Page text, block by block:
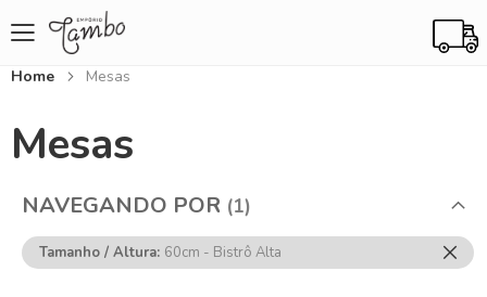
Home Mesas
Mesas
NAVEGANDO POR
Tamanho / Altura 60cm - Bistrô Alta
Esse